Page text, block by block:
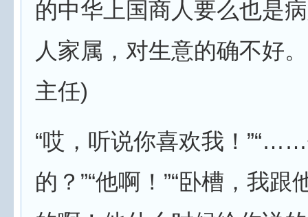
的中华上国商人要么也是
人家属，对生意的确不好
主任)
“哎，听说你喜欢我！
的？”“他啊！”“卧槽，我跟